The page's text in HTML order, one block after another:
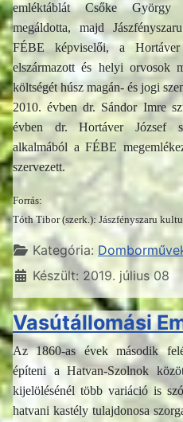
emléktáblát Csőke György
megáldotta, majd
FÉBE képviselői, a
elszármazott és helyi orvosok
költségét húsz magán- és jogi
2010. évben dr. Sándor Imre
évben dr. Hortáver József
alkalmából a FÉBE
szervezett.
Forrás:
Tóth Tibor (szerk.): Jászfényszaru
Részletek
Kategória:
Készült: 2019. július 08
Vasútállomási
Az 1860-as évek második
építeni a Hatvan-Szolnok
kijelölésénél több variáció is
hatvani kastély tulajdonosa